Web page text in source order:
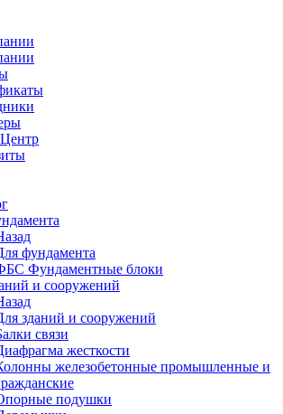
фундамента
Фундаментные блоки
и сооружений
зданий и сооружений
связи
жесткости
железобетонные промышленные и
подушки